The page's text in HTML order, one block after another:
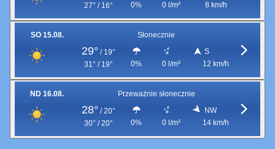
27° / 16°
0% 0 l/m²
8 km/h
SO 15.08. Słonecznie
29° / 19°
31° / 19°
0% 0 l/m²
S
12 km/h
ND 16.08. Przeważnie słonecznie
28° / 20°
30° / 20°
0% 0 l/m²
NW
14 km/h